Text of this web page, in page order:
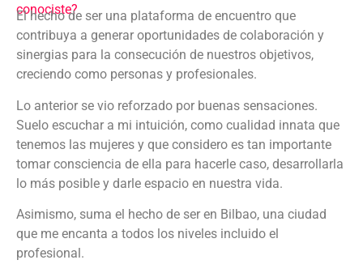
conociste?
El hecho de ser una plataforma de encuentro que
contribuya a generar oportunidades de colaboración y
sinergias para la consecución de nuestros objetivos,
creciendo como personas y profesionales.
Lo anterior se vio reforzado por buenas sensaciones.
Suelo escuchar a mi intuición, como cualidad innata que
tenemos las mujeres y que considero es tan importante
tomar consciencia de ella para hacerle caso, desarrollarla
lo más posible y darle espacio en nuestra vida.
Asimismo, suma el hecho de ser en Bilbao, una ciudad
que me encanta a todos los niveles incluido el
profesional.